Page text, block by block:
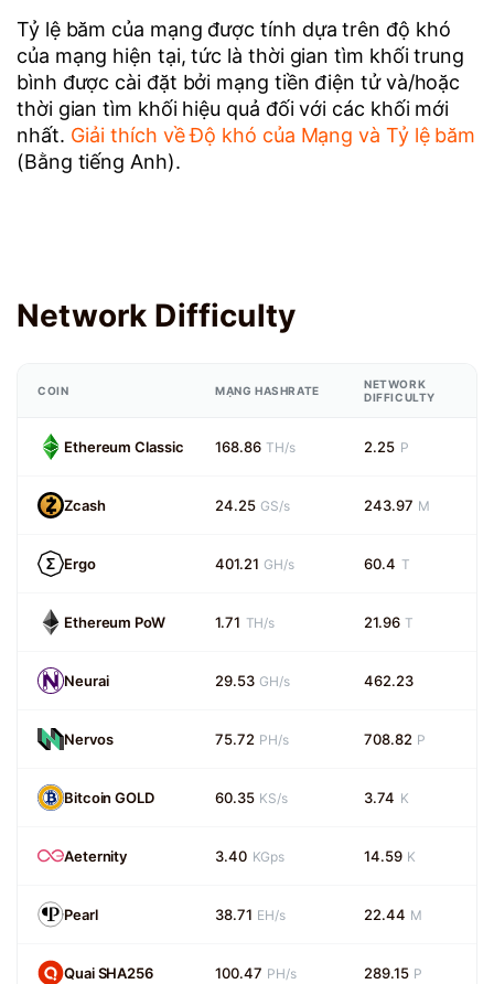
Tỷ lệ băm của mạng được tính dựa trên độ khó
của mạng hiện tại, tức là thời gian tìm khối trung
bình được cài đặt bởi mạng tiền điện tử và/hoặc
thời gian tìm khối hiệu quả đối với các khối mới
nhất. Giải thích về Độ khó của Mạng và Tỷ lệ băm
(Bằng tiếng Anh).
Network Difficulty
COIN MẠNG HASHRATE
NETWORK
DIFFICULTY
Ethereum Classic 168.86 TH/s 2.25 P
Zcash 24.25 GS/s 243.97 M
Ergo 401.21 GH/s 60.4 T
Ethereum PoW 1.71 TH/s 21.96 T
Neurai 29.53 GH/s 462.23
Nervos 75.72 PH/s 708.82 P
Bitcoin GOLD 60.35 KS/s 3.74 K
Aeternity 3.40 KGps 14.59 K
Pearl 38.71 EH/s 22.44 M
Quai SHA256 100.47 PH/s 289.15 P